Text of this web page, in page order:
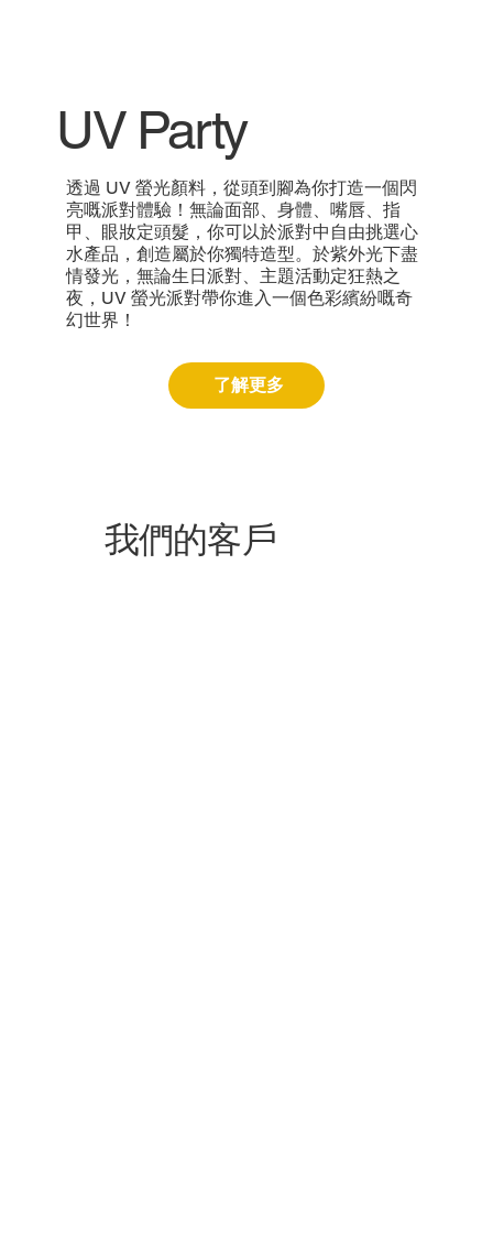
UV Party
透過 UV 螢光顏料，從頭到腳為你打造一個閃
亮嘅派對體驗！無論面部、身體、嘴唇、指
甲、眼妝定頭髮，你可以於派對中自由挑選心
水產品，創造屬於你獨特造型。於紫外光下盡
情發光，無論生日派對、主題活動定狂熱之
夜，UV 螢光派對帶你進入一個色彩繽紛嘅奇
幻世界！
了解更多
我們的客戶